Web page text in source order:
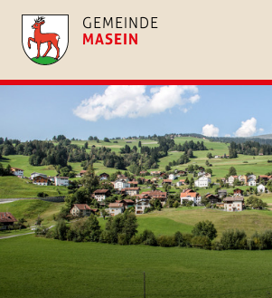
GEMEINDE
MASEIN